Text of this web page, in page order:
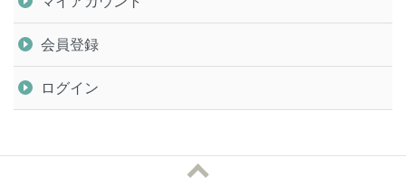
会員登録
ログイン